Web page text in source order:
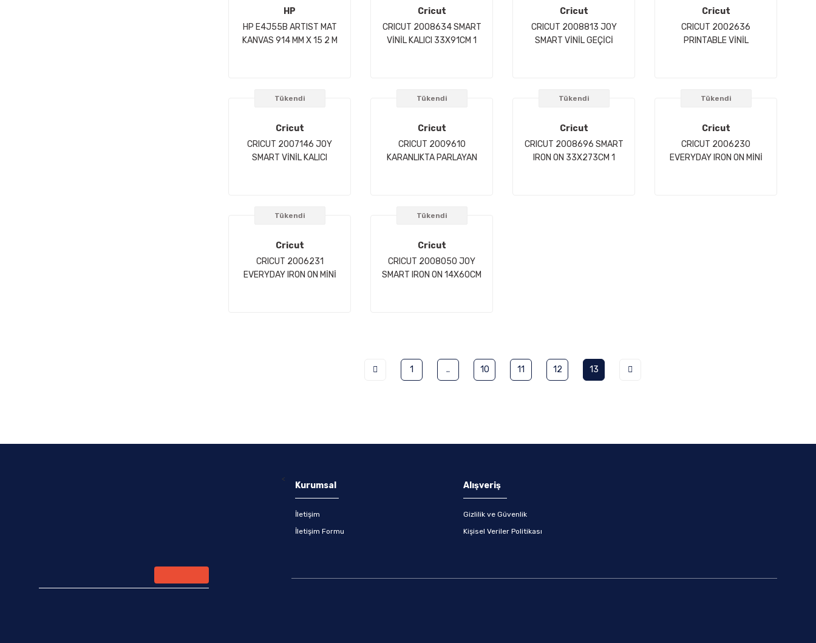
HP
HP E4J55B ARTIST MAT
KANVAS 914 MM X 15 2 M
Cricut
CRICUT 2008634 SMART
VİNİL KALICI 33X91CM 1
Cricut
CRICUT 2008813 JOY
SMART VİNİL GEÇİCİ
Cricut
CRICUT 2002636
PRINTABLE VİNİL
Tükendi
Cricut
CRICUT 2007146 JOY
SMART VİNİL KALICI
Tükendi
Cricut
CRICUT 2009610
KARANLIKTA PARLAYAN
Tükendi
Cricut
CRICUT 2008696 SMART
IRON ON 33X273CM 1
Tükendi
Cricut
CRICUT 2006230
EVERYDAY IRON ON MİNİ
Tükendi
Cricut
CRICUT 2006231
EVERYDAY IRON ON MİNİ
Tükendi
Cricut
CRICUT 2008050 JOY
SMART IRON ON 14X60CM
1 .. 10 11 12 13
<
Kurumsal
İletişim
İletişim Formu
Alışveriş
Gizlilik ve Güvenlik
Kişisel Veriler Politikası